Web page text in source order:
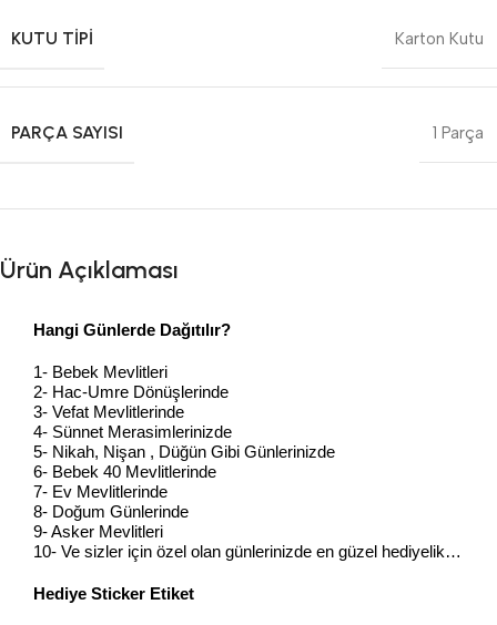
KUTU TIPI Karton Kutu
PARÇA SAYISI 1 Parça
Ürün Açıklaması
Hangi Günlerde Dağıtılır?
1- Bebek Mevlitleri
2- Hac-Umre Dönüşlerinde
3- Vefat Mevlitlerinde
4- Sünnet Merasimlerinizde
5- Nikah, Nişan , Düğün Gibi Günlerinizde
6- Bebek 40 Mevlitlerinde
7- Ev Mevlitlerinde
8- Doğum Günlerinde
9- Asker Mevlitleri
10- Ve sizler için özel olan günlerinizde en güzel hediyelik…
Hediye Sticker Etiket